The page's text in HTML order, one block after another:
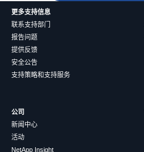
更多支持信息
联系支持部门
报告问题
提供反馈
安全公告
支持策略和支持服务
公司
新闻中心
活动
NetApp Insight